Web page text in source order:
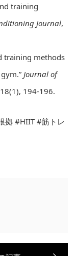
training
Journal,
training methods
Journal of
194-196.
拠 #HIIT #筋トレ